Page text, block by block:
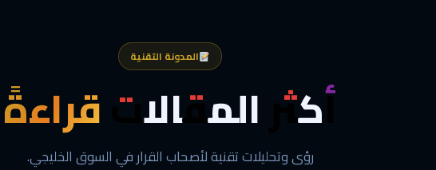
المدونة التقنية
أكثر المقالات قراءةً
رؤى وتحليلات تقنية لأصحاب القرار في السوق الخليجي.